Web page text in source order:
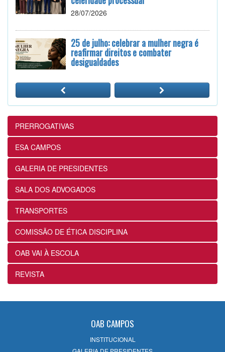
28/07/2026
25 de julho: celebrar a mulher negra é
reafirmar direitos e combater
desigualdades
12ª Subseção e ESA realizam
Masterclass sobre Crimes Eleitorais na
Prática
24/07/2026
12ª Subseção e ESA alinham projetos e
ações voltados ao fortalecimento dos
futuros advogados
24/07/2026
OABRJ disponibiliza repositório de
manuais e cartilhas digitais para apoiar
a advocacia fluminense
22/07/2026
expressamente a natureza alimentar dos
PRERROGATIVAS
ESA CAMPOS
GALERIA DE PRESIDENTES
SALA DOS ADVOGADOS
TRANSPORTES
COMISSÃO DE ÉTICA DISCIPLINA
OAB VAI À ESCOLA
REVISTA
OAB CAMPOS
INSTITUCIONAL